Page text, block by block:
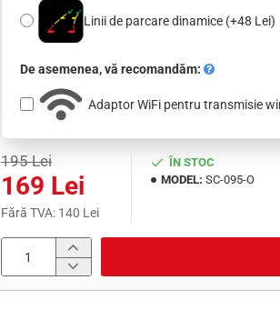
169 Lei
195 Lei
Fără TVA: 140 Lei
ÎN STOC
MODEL: SC-095-O
Linii de parcare dinamice (+48 Lei)
De asemenea, vă recomandăm:
Adaptor WiFi pentru transmisie